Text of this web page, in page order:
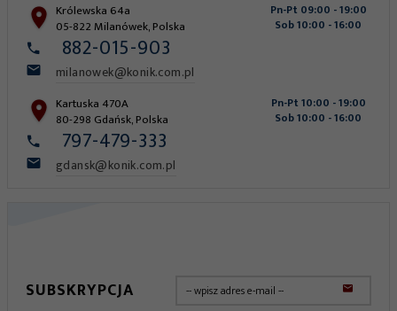
882-015-903
milanowek@konik.com.pl
Królewska 64a
05-822 Milanówek,Polska
Pn-Pt 09:00 - 19:00
Sob 10:00 - 16:00
797-479-333
gdansk@konik.com.pl
Kartuska 470A
80-298 Gdańsk,Polska
Pn-Pt 10:00 - 19:00
Sob 10:00 - 16:00
SUBSKRYPCJA